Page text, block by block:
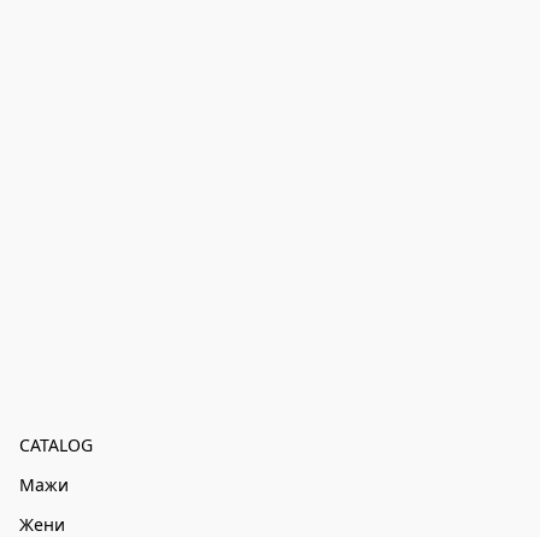
CATALOG
Мажи
Жени